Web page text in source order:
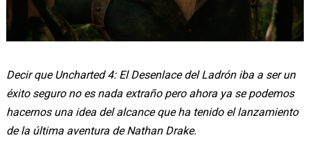
Decir que Uncharted 4: El Desenlace del Ladrón iba a ser un
éxito seguro no es nada extraño pero ahora ya se podemos
hacernos una idea del alcance que ha tenido el lanzamiento
de la última aventura de Nathan Drake.